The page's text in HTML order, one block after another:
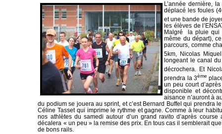
L’année dernière,
déplacé les foules
et une bande de
les élèves de
Malgré la pluie qui
même du départ),
parcours, comme
5km, Nicolas
longeant le canal
décrochera. Et
prendra la 3ème
un peu court
disponible et
aisance n’auront à
du podium se jouera au sprint, et c’est Bernard Buffel qui prendra
Céline Tasset qui imprime le rythme et gagne. Comme à leur
nos athlètes du samedi autour d’un grand ravito d’après
décalera « un peu » la remise des prix. En tous cas il semblerait
de bons rails.